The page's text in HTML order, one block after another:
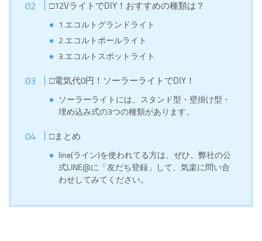
□12VライトでDIY！おすすめの種類は？
1.エコルトグランドライト
2.エコルトポールライト
3.エコルトスポットライト
□電気代0円！ソーラーライトでDIY！
ソーラーライトには、スタンド型・壁掛け型・
埋め込み式の3つの種類があります。
□まとめ
line(ライン)を使われてる方は、ぜひ、弊社の公
式LINE@に「友だち登録」して、気楽に問い合
わせしてみてください。